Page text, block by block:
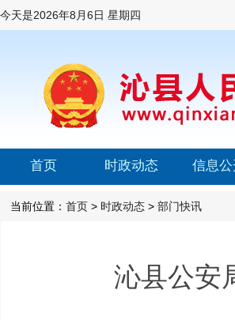
今天是2026年8月6日 星期四
首页 时政动态 信息
当前位置： 首页 > 时政动态 > 部门快讯
沁县公安